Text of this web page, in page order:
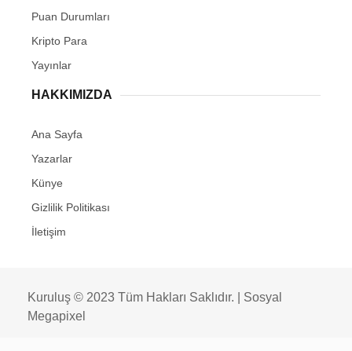
Puan Durumları
Kripto Para
Yayınlar
HAKKIMIZDA
Ana Sayfa
Yazarlar
Künye
Gizlilik Politikası
İletişim
Kuruluş © 2023 Tüm Hakları Saklıdır. | Sosyal
Megapixel